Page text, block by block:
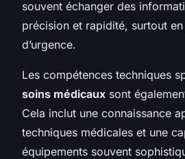
souvent échanger des
précision et rapidité, surtout
d’urgence.
Les compétences techniques
soins médicaux sont
Cela inclut une connaissance
techniques médicales et une
équipements souvent